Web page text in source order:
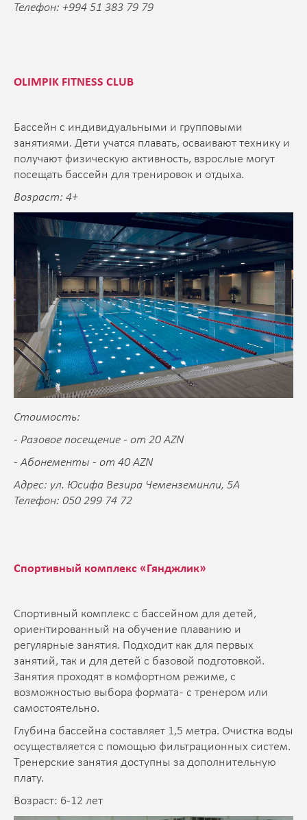
Телефон: +994 51 383 79 79
OLIMPIK FITNESS CLUB
Бассейн с индивидуальными и групповыми
занятиями. Дети учатся плавать, осваивают технику и
получают физическую активность, взрослые могут
посещать бассейн для тренировок и отдыха.
Возраст: 4+
Стоимость:
- Разовое посещение - от 20 AZN
- Абонементы - от 40 AZN
Адрес: ул. Юсифа Везира Чеменземинли, 5A
Телефон: 050 299 74 72
Спортивный комплекс «Гянджлик»
Спортивный комплекс с бассейном для детей,
ориентированный на обучение плаванию и
регулярные занятия. Подходит как для первых
занятий, так и для детей с базовой подготовкой.
Занятия проходят в комфортном режиме, с
возможностью выбора формата - с тренером или
самостоятельно.
Глубина бассейна составляет 1,5 метра. Очистка воды
осуществляется с помощью фильтрационных систем.
Тренерские занятия доступны за дополнительную
плату.
Возраст: 6-12 лет